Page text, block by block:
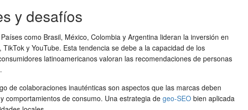
y desafíos
como Brasil, México, Colombia y Argentina lideran la inversión en
y YouTube. Esta tendencia se debe a la capacidad de los
latinoamericanos valoran las recomendaciones de personas
de colaboraciones inauténticas son aspectos que las marcas deben
comportamientos de consumo. Una estrategia de geo-SEO bien aplicada